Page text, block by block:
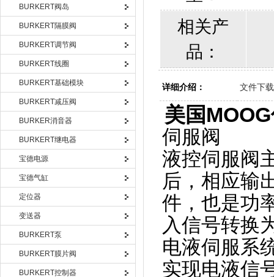
BURKERT阀岛
BURKERT隔膜阀
BURKERT调节阀
BURKERT线圈
BURKERT基础模块
BURKERT减压阀
BURKER消音器
BURKERT继电器
宝德电源
宝德气缸
定位器
变送器
BURKERT泵
BURKERT膜片阀
BURKERT控制器
相关产
品：
详细介绍： 文件下载
美国
伺服阀
液控伺服阀
后，相应输
件，也是功
入信号转换
电液伺服系
实现电液信